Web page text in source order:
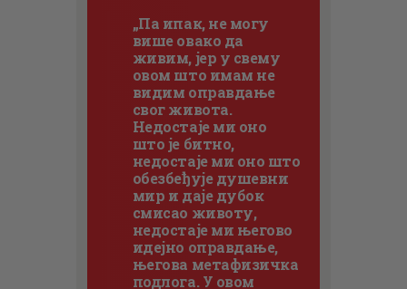
„Па ипак, не могу
више овако да
живим, јер у свему
овом што имам не
видим оправдање
свог живота.
Недостаје ми оно
што је битно,
недостаје ми оно што
обезбеђује душевни
мир и даје дубок
смисао животу,
недостаје ми његово
идејно оправдање,
његова метафизичка
подлога. У овом